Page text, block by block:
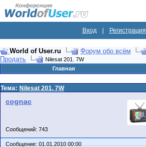
Вход Регистрация
World of User.ru Форум обо всём
Продать
Nilesat 201. 7W
Главная
Тема: Nilesat 201. 7W
cognac
Сообщений: 743
Сообщение: 01.01.2010 00:00